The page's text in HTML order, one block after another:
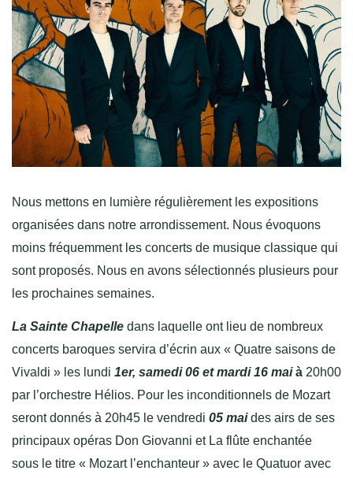
Nous mettons en lumière régulièrement les expositions
organisées dans notre arrondissement. Nous évoquons
moins fréquemment les concerts de musique classique qui
sont proposés. Nous en avons sélectionnés plusieurs pour
les prochaines semaines.
La Sainte Chapelle dans laquelle ont lieu de nombreux
concerts baroques servira d’écrin aux « Quatre saisons de
Vivaldi » les lundi 1er, samedi 06 et mardi 16 maià 20h00
par l’orchestre Hélios. Pour les inconditionnels de Mozart
seront donnés à 20h45 le vendredi 05 maides airs de ses
principaux opéras Don Giovanni et La flûte enchantée
sous le titre « Mozart l’enchanteur » avec le Quatuor avec